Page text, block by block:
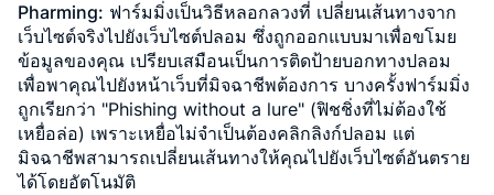
Pharming: ฟาร์มมิ่งเป็นวิธีหลอกลวงที่ เปลี่ยนเส้นทางจาก
เว็บไซต์จริงไปยังเว็บไซต์ปลอม ซึ่งถูกออกแบบมาเพื่อขโมย
ข้อมูลของคุณ เปรียบเสมือนเป็นการติดป้ายบอกทางปลอม
เพื่อพาคุณไปยังหน้าเว็บที่มิจฉาชีพต้องการ บางครั้งฟาร์มมิ่ง
ถูกเรียกว่า "Phishing without a lure" (ฟิชชิ่งที่ไม่ต้องใช้
เหยื่อล่อ) เพราะเหยื่อไม่จำเป็นต้องคลิกลิงก์ปลอม แต่
มิจฉาชีพสามารถเปลี่ยนเส้นทางให้คุณไปยังเว็บไซต์อันตราย
ได้โดยอัตโนมัติ